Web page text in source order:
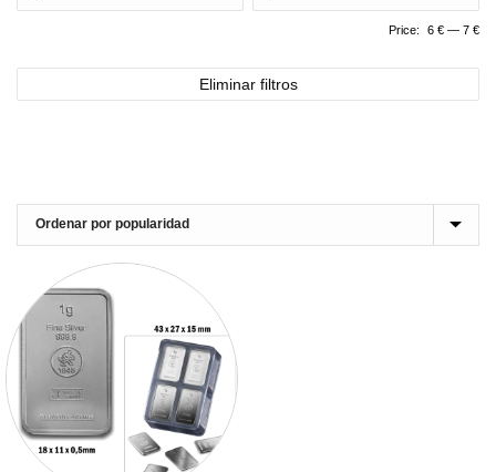
Price: 6 € — 7 €
Eliminar filtros